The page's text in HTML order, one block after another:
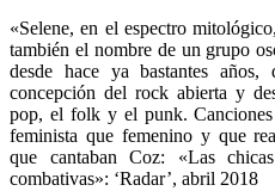
«Selene, en el espectro
también el nombre de un grupo
desde hace ya bastantes años,
concepción del rock abierta y
pop, el folk y el punk.
feminista que femenino y que
que cantaban Coz: «Las
combativas»: ‘Radar’, abril 2018